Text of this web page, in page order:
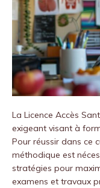
La Licence Accès
exigeant visant à
Pour réussir dans ce
méthodique est
stratégies pour
examens et travaux